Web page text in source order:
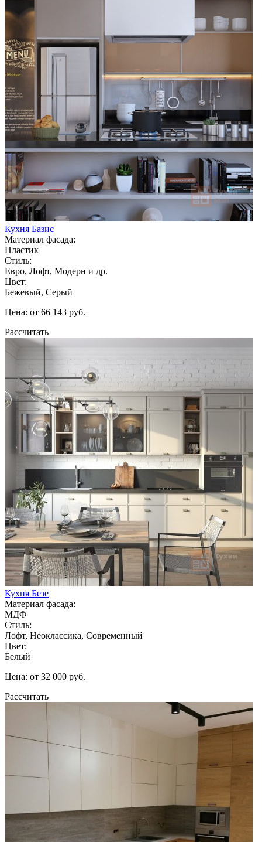
Кухня Базис
Материал фасада:
Пластик
Стиль:
Евро, Лофт, Модерн и др.
Цвет:
Бежевый, Серый
Цена: от 66 143 руб.
Рассчитать
Кухня Безе
Материал фасада:
МДФ
Стиль:
Лофт, Неоклассика, Современный
Цвет:
Белый
Цена: от 32 000 руб.
Рассчитать